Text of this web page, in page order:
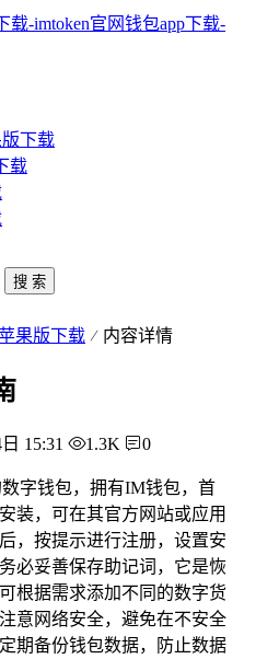
下载
载
搜 索
果版下载 内容详情
15:31 1.3K 0
字钱包，拥有IM钱包，首
装，可在其官方网站或应用
，按提示进行注册，设置安
必妥善保存助记词，它是恢
根据需求添加不同的数字货
意网络安全，避免在不安全
期备份钱包数据，防止数据